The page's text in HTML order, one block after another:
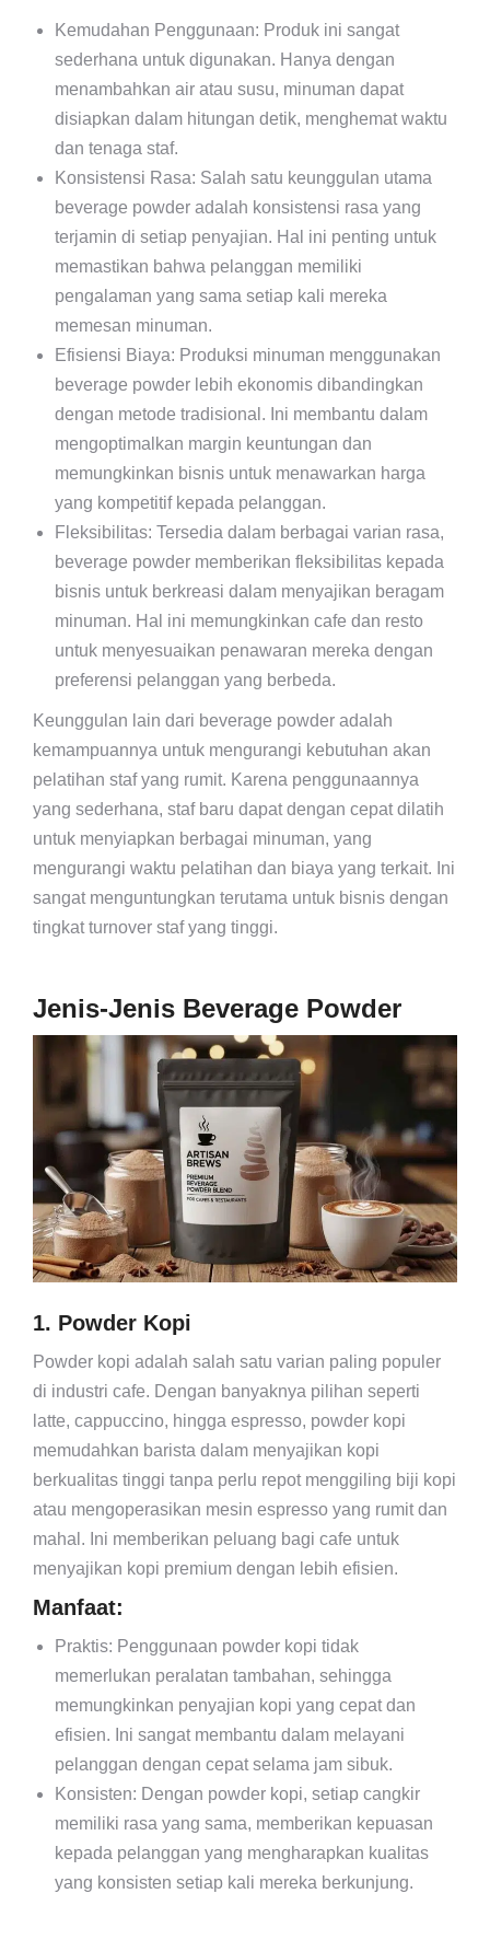
Kemudahan Penggunaan: Produk ini sangat
sederhana untuk digunakan. Hanya dengan
menambahkan air atau susu, minuman dapat
disiapkan dalam hitungan detik, menghemat waktu
dan tenaga staf.
Konsistensi Rasa: Salah satu keunggulan utama
beverage powder adalah konsistensi rasa yang
terjamin di setiap penyajian. Hal ini penting untuk
memastikan bahwa pelanggan memiliki
pengalaman yang sama setiap kali mereka
memesan minuman.
Efisiensi Biaya: Produksi minuman menggunakan
beverage powder lebih ekonomis dibandingkan
dengan metode tradisional. Ini membantu dalam
mengoptimalkan margin keuntungan dan
memungkinkan bisnis untuk menawarkan harga
yang kompetitif kepada pelanggan.
Fleksibilitas: Tersedia dalam berbagai varian rasa,
beverage powder memberikan fleksibilitas kepada
bisnis untuk berkreasi dalam menyajikan beragam
minuman. Hal ini memungkinkan cafe dan resto
untuk menyesuaikan penawaran mereka dengan
preferensi pelanggan yang berbeda.
Keunggulan lain dari beverage powder adalah
kemampuannya untuk mengurangi kebutuhan akan
pelatihan staf yang rumit. Karena penggunaannya
yang sederhana, staf baru dapat dengan cepat dilatih
untuk menyiapkan berbagai minuman, yang
mengurangi waktu pelatihan dan biaya yang terkait. Ini
sangat menguntungkan terutama untuk bisnis dengan
tingkat turnover staf yang tinggi.
Jenis-Jenis Beverage Powder
1. Powder Kopi
Powder kopi adalah salah satu varian paling populer
di industri cafe. Dengan banyaknya pilihan seperti
latte, cappuccino, hingga espresso, powder kopi
memudahkan barista dalam menyajikan kopi
berkualitas tinggi tanpa perlu repot menggiling biji kopi
atau mengoperasikan mesin espresso yang rumit dan
mahal. Ini memberikan peluang bagi cafe untuk
menyajikan kopi premium dengan lebih efisien.
Manfaat:
Praktis: Penggunaan powder kopi tidak
memerlukan peralatan tambahan, sehingga
memungkinkan penyajian kopi yang cepat dan
efisien. Ini sangat membantu dalam melayani
pelanggan dengan cepat selama jam sibuk.
Konsisten: Dengan powder kopi, setiap cangkir
memiliki rasa yang sama, memberikan kepuasan
kepada pelanggan yang mengharapkan kualitas
yang konsisten setiap kali mereka berkunjung.